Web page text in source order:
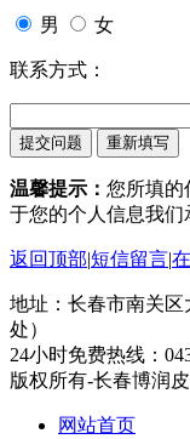
男 女
联系方式：
温馨提示： 您所填的
于您的个人信息我们
返回顶部|短信留言|
地址：长春市南关区
处）
24小时免费热线：
版权所有-长春博润
网站首页